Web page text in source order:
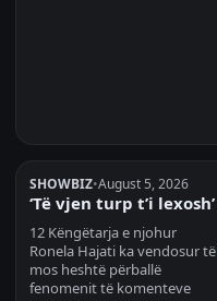
SHOWBIZ•August 5, 2026
‘Të vjen turp t’i lexosh’
12 Këngëtarja e njohur
Ronela Hajati ka vendosur të
mos heshtë përballë
fenomenit të komenteve